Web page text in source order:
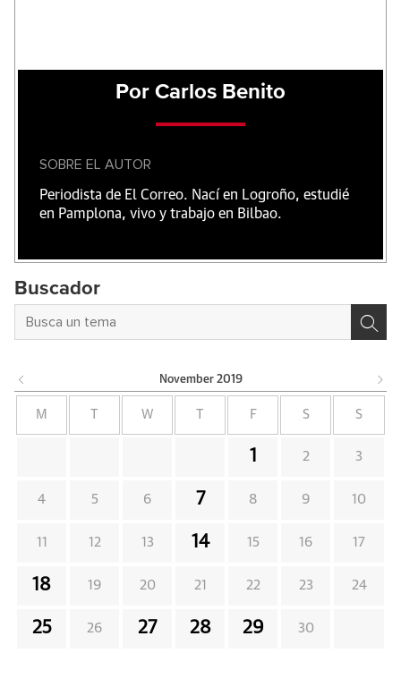
Por Carlos Benito
SOBRE EL AUTOR
Periodista de El Correo. Nací en Logroño, estudié
en Pamplona, vivo y trabajo en Bilbao.
Buscador
November 2019
M T W T F S S
1 2 3
4 5 6 7 8 9 10
11 12 13 14 15 16 17
18 19 20 21 22 23 24
25 26 27 28 29 30